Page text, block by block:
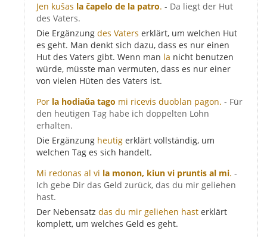
Jen kuŝas la ĉapelo de la patro. - Da liegt der Hut
des Vaters.
Die Ergänzung des Vaters erklärt, um welchen Hut
es geht. Man denkt sich dazu, dass es nur einen
Hut des Vaters gibt. Wenn man la nicht benutzen
würde, müsste man vermuten, dass es nur einer
von vielen Hüten des Vaters ist.
Por la hodiaŭa tago mi ricevis duoblan pagon. - Für
den heutigen Tag habe ich doppelten Lohn
erhalten.
Die Ergänzung heutig erklärt vollständig, um
welchen Tag es sich handelt.
Mi redonas al vi la monon, kiun vi pruntis al mi. -
Ich gebe Dir das Geld zurück, das du mir geliehen
hast.
Der Nebensatz das du mir geliehen hast erklärt
komplett, um welches Geld es geht.